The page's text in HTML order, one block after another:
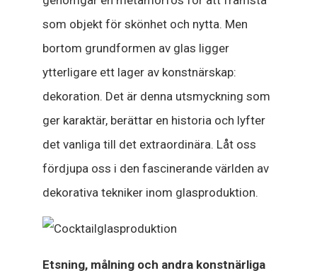
som objekt för skönhet och nytta. Men
bortom grundformen av glas ligger
ytterligare ett lager av konstnärskap:
dekoration. Det är denna utsmyckning som
ger karaktär, berättar en historia och lyfter
det vanliga till det extraordinära. Låt oss
fördjupa oss i den fascinerande världen av
dekorativa tekniker inom glasproduktion.
Etsning, målning och andra konstnärliga